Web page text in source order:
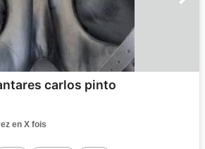
carlos pinto
en X fois